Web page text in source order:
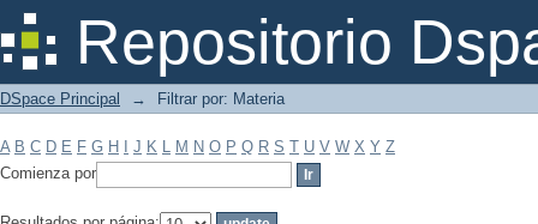
Repositorio
Filtrar por: Materia
DSpace Principal → Filtrar por: Materia
A B C D E F G H J K L M N O P Q R S T U V W X Y Z
Comienza por